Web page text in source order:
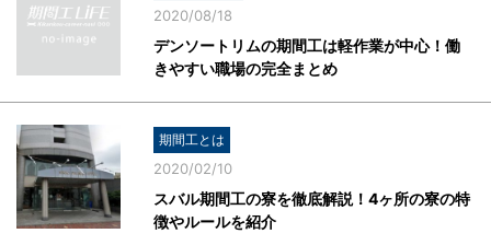
2020/08/18
デンソートリムの期間工は軽作業が中心！働
きやすい職場の完全まとめ
期間工とは
2020/02/10
スバル期間工の寮を徹底解説！4ヶ所の寮の特
徴やルールを紹介